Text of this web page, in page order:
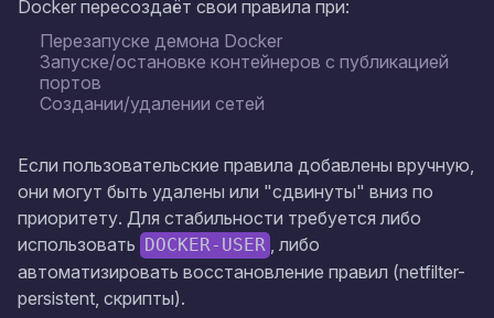
Docker пересоздаёт свои правила при:
Перезапуске демона Docker
Запуске/остановке контейнеров с публикацией
портов
Создании/удалении сетей
Если пользовательские правила добавлены вручную,
они могут быть удалены или "сдвинуты" вниз по
приоритету. Для стабильности требуется либо
использовать DOCKER-USER , либо
автоматизировать восстановление правил (netfilter-
persistent, скрипты).